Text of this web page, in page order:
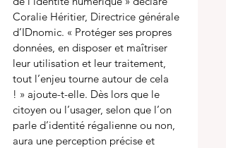
Coralie Héritier, Directrice générale
d’IDnomic. « Protéger ses propres
données, en disposer et maîtriser
leur utilisation et leur traitement,
tout l’enjeu tourne autour de cela
! » ajoute-t-elle. Dès lors que le
citoyen ou l’usager, selon que l’on
parle d’identité régalienne ou non,
aura une perception précise et